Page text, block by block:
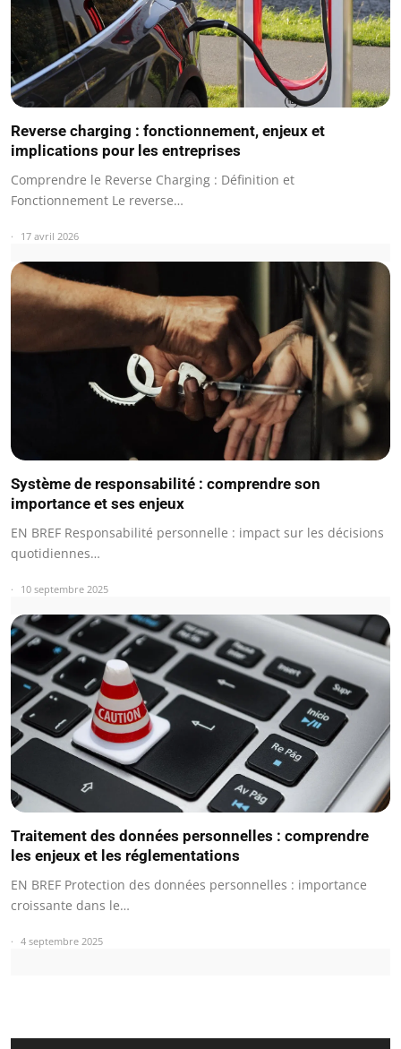
Reverse charging : fonctionnement, enjeux et
implications pour les entreprises
Comprendre le Reverse Charging : Définition et
Fonctionnement Le reverse…
17 avril 2026
Système de responsabilité : comprendre son
importance et ses enjeux
EN BREF Responsabilité personnelle : impact sur les décisions
quotidiennes…
10 septembre 2025
Traitement des données personnelles : comprendre
les enjeux et les réglementations
EN BREF Protection des données personnelles : importance
croissante dans le…
4 septembre 2025